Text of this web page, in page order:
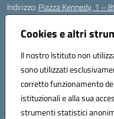
Cookies e altri
Il nostro Istituto non
sono utilizzati
corretto funzionamento
istituzionali e alla sua
strumenti statistici
Indirizzo: Piazza Kennedy, 1 –
Centralino:
Posta elettronica certificata
Codice fiscale: 82000940807
Codice meccanografico:
Codice Indice delle Pubbliche
Codice unico di fatturazione